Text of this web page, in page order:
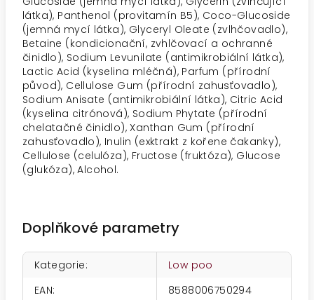
látka), Panthenol (provitamín B5), Coco-Glucoside
(jemná mycí látka), Glyceryl Oleate (zvlhčovadlo),
Betaine (kondicionační, zvhlčovací a ochranné
činidlo), Sodium Levunilate (antimikrobiální látka),
Lactic Acid (kyselina mléčná), Parfum (přírodní
původ), Cellulose Gum (přírodní zahusťovadlo),
Sodium Anisate (antimikrobiální látka), Citric Acid
(kyselina citrónová), Sodium Phytate (přírodní
chelatačné činidlo), Xanthan Gum (přírodní
zahusťovadlo), Inulin (exktrakt z kořene čakanky),
Cellulose (celulóza), Fructose (fruktóza), Glucose
(glukóza), Alcohol.
Doplňkové parametry
Kategorie:
Low poo
EAN:
8588006750294